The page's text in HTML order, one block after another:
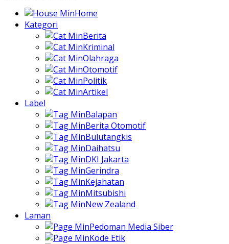
Home
Kategori
Berita
Kriminal
Olahraga
Otomotif
Politik
Artikel
Label
Balapan
Berita Otomotif
Bulutangkis
Daihatsu
DKI Jakarta
Gerindra
Kejahatan
Mitsubishi
New Zealand
Laman
Pedoman Media Siber
Kode Etik